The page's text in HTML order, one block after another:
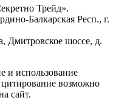
Трейд».
Балкарская Респ., г.
Дмитровское шоссе, д.
и использование
цитирование возможно
сайт.